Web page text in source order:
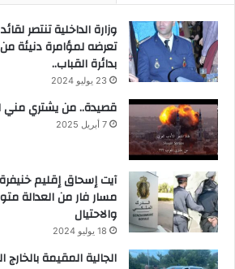
وزارة الداخلية تنتصر
تعرضه لمؤامرة دنيئة
بدائرة القباب..
23 يوليو 2024
قصيدة.. من يشتري مني
7 أبريل 2025
آيت إسحاق إقليم
مسار فار من العدالة
والاحتيال
18 يوليو 2024
الجالية المقيمة بالخارج